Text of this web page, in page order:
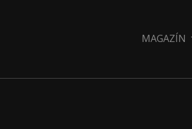
MAGAZÍN